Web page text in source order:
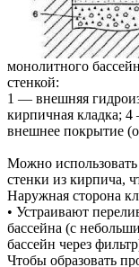
монолитного
стенкой:
1 — внешняя
кирпичная кладка;
внешнее покрытие
Можно
стенки из кирпича,
Наружная сторона
• Устраивают
бассейна (с
бассейн через
Чтобы образовать